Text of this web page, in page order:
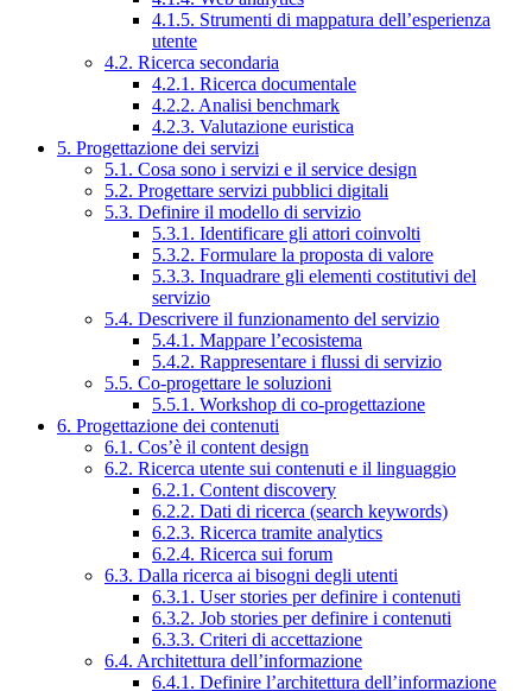
4.1.5. Strumenti di mappatura dell’esperienza
utente
4.2. Ricerca secondaria
4.2.1. Ricerca documentale
4.2.2. Analisi benchmark
4.2.3. Valutazione euristica
5. Progettazione dei servizi
5.1. Cosa sono i servizi e il service design
5.2. Progettare servizi pubblici digitali
5.3. Definire il modello di servizio
5.3.1. Identificare gli attori coinvolti
5.3.2. Formulare la proposta di valore
5.3.3. Inquadrare gli elementi costitutivi del
servizio
5.4. Descrivere il funzionamento del servizio
5.4.1. Mappare l’ecosistema
5.4.2. Rappresentare i flussi di servizio
5.5. Co-progettare le soluzioni
5.5.1. Workshop di co-progettazione
6. Progettazione dei contenuti
6.1. Cos’è il content design
6.2. Ricerca utente sui contenuti e il linguaggio
6.2.1. Content discovery
6.2.2. Dati di ricerca (search keywords)
6.2.3. Ricerca tramite analytics
6.2.4. Ricerca sui forum
6.3. Dalla ricerca ai bisogni degli utenti
6.3.1. User stories per definire i contenuti
6.3.2. Job stories per definire i contenuti
6.3.3. Criteri di accettazione
6.4. Architettura dell’informazione
6.4.1. Definire l’architettura dell’informazione